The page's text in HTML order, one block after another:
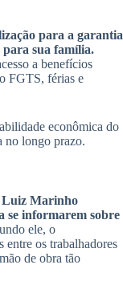
para a garantia
sua família.
a benefícios
FGTS, férias e
econômica do
no longo prazo.
Luiz Marinho
se informarem sobre
ele, o
entre os trabalhadores
de obra tão